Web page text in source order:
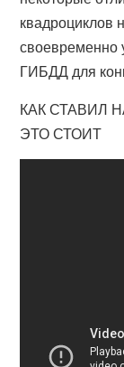
квадроциклов
своевременно
ГИБДД для
КАК СТАВИЛ
ЭТО СТОИТ